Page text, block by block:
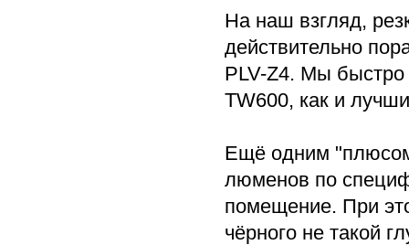
На наш взгляд,
действительно
PLV-Z4. Мы быстро
TW600, как и
Ещё одним
люменов по
помещение. При
чёрного не такой